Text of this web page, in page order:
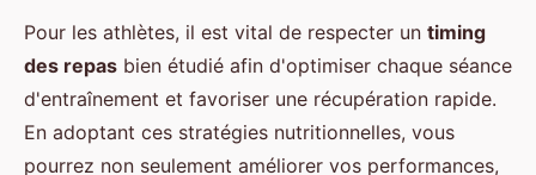
Pour les athlètes, il est vital de respecter un timing
des repas bien étudié afin d'optimiser chaque séance
d'entraînement et favoriser une récupération rapide.
En adoptant ces stratégies nutritionnelles, vous
pourrez non seulement améliorer vos performances,